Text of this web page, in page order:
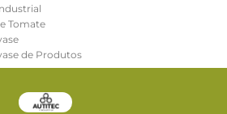
Tomate
de Produtos
de Calor
de Liquidos